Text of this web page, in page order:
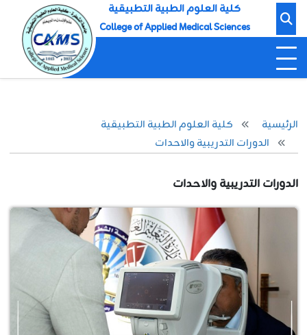
كلية العلوم الطبية التطبيقية
College of Applied Medical Sciences
الرئيسية
كلية العلوم الطبية التطبيقية
الدورات التدريبية والاحدات
الدورات التدريبية والاحدات